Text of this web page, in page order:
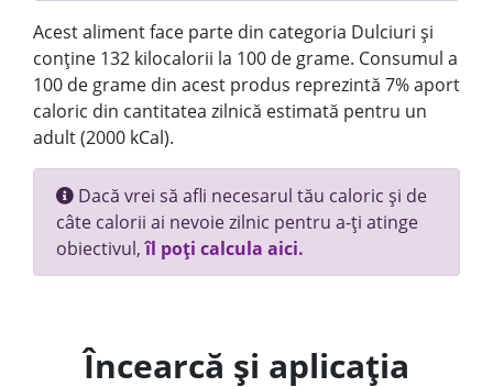
Acest aliment face parte din categoria Dulciuri și
conține 132 kilocalorii la 100 de grame. Consumul a
100 de grame din acest produs reprezintă 7% aport
caloric din cantitatea zilnică estimată pentru un
adult (2000 kCal).
Dacă vrei să afli necesarul tău caloric și de
câte calorii ai nevoie zilnic pentru a-ți atinge
obiectivul,îl poți calcula aici.
Încearcă și aplicația